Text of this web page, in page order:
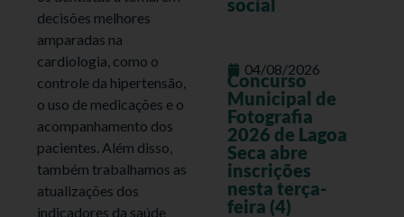
decisões melhores
amparadas na
cardiologia, como o
controle da hipertensão,
o uso de medicações e o
acompanhamento dos
pacientes. Além disso,
também trabalhamos as
atualizações dos
indicadores da saúde
social
04/08/2026
Concurso
Municipal de
Fotografia
2026 de Lagoa
Seca abre
inscrições
nesta terça-
feira (4)